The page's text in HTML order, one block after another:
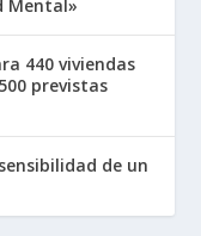
Mental»
440 viviendas
previstas
de un